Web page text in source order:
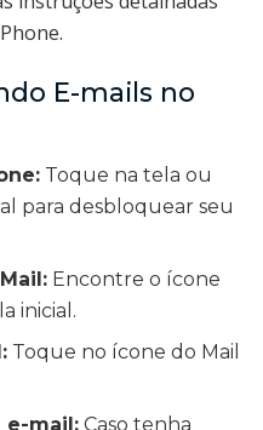
E-mails no
Toque na tela ou
para desbloquear seu
Encontre o ícone
inicial.
Toque no ícone do Mail
e-mail: Caso tenha